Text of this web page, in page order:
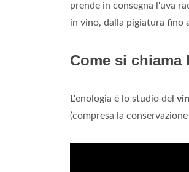
prende in consegna l'uva
in vino, dalla pigiatura fino
Come si
L'enologia è lo studio del
(compresa la